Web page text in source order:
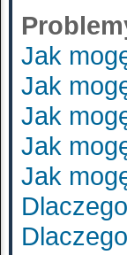
Jak
Jak
Jak
Jak
Jak